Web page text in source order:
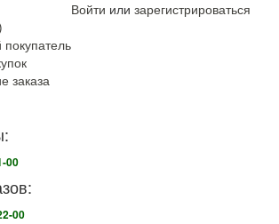
заказа
Войти или зарегистрироваться
00
00